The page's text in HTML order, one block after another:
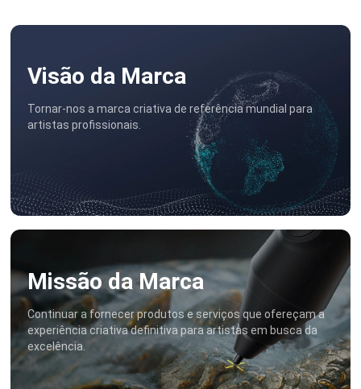
Visão da Marca
Tornar-nos a marca criativa de referência mundial para
artistas profissionais.
Missão da Marca
Continuar a fornecer produtos e serviços que ofereçama
experiência criativa definitiva para artistas em busca da
excelência.